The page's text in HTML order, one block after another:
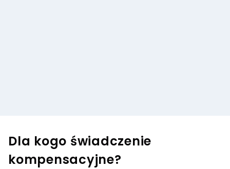
Dla kogo świadczenie
kompensacyjne?